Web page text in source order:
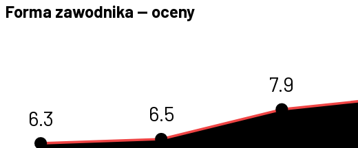
Forma zawodnika — oceny
6.3 6.5
7.9